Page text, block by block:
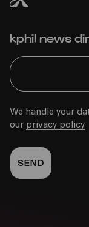
kphil news
We handle your
our privacy policy